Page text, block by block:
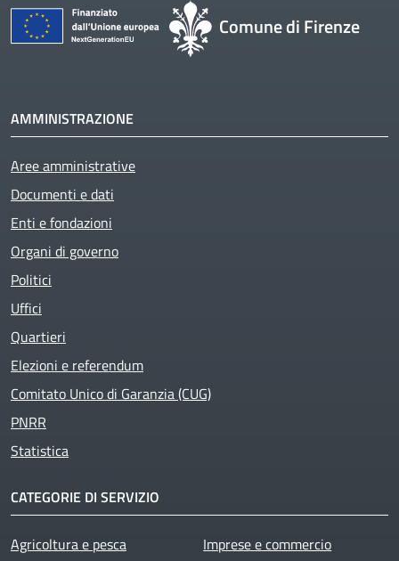
Comune di Firenze
AMMINISTRAZIONE
Aree amministrative
Documenti e dati
Enti e fondazioni
Organi di governo
Politici
Uffici
Quartieri
Elezioni e referendum
Comitato Unico di Garanzia (CUG)
PNRR
Statistica
CATEGORIE DI SERVIZIO
Agricoltura e pesca
Imprese e commercio